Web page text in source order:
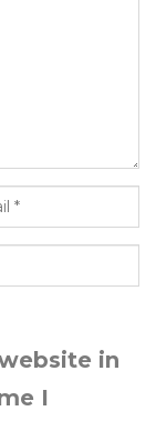
in
I